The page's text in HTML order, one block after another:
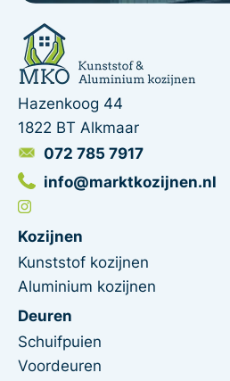
Hazenkoog 44
1822 BT Alkmaar
072 785 7917
info@marktkozijnen.nl
Kozijnen
Kunststof kozijnen
Aluminium kozijnen
Deuren
Schuifpuien
Voordeuren